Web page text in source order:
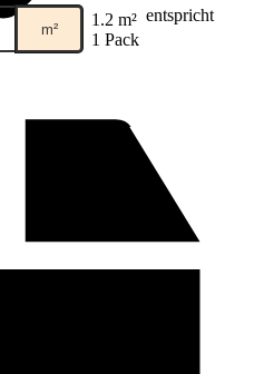
m² 1.2 m² entspricht
1 Pack